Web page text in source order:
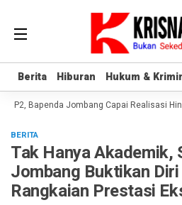
Berita Hiburan Hukum &
Berita Hiburan Hukum &
P2, Bapenda Jombang Capai Realisasi
BERITA
Tak Hanya Akademik,
Jombang Buktikan
Rangkaian Prestasi